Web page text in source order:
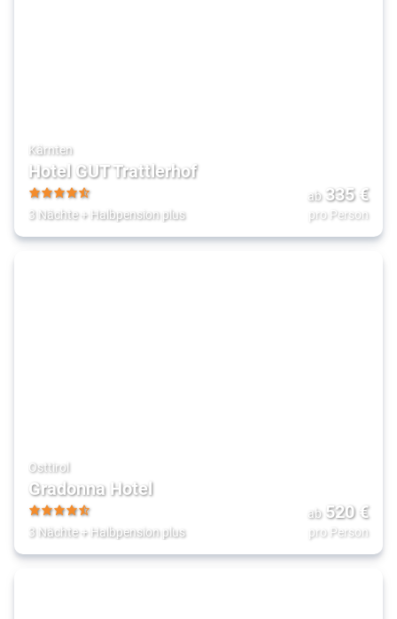
Kärnten
Hotel GUT Trattlerhof
4.5
3 Nächte+ Halbpension plus
ab 335€
pro Person
Osttirol
Gradonna Hotel
4.5
3 Nächte+ Halbpension plus
ab 520€
pro Person